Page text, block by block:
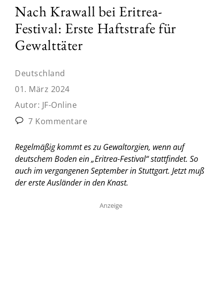
Nach Krawall bei Eritrea-
Festival: Erste Haftstrafe für
Gewalttäter
Deutschland
01. März 2024
Autor: JF-Online
7 Kommentare
Regelmäßig kommt es zu Gewaltorgien, wenn auf
deutschem Boden ein „Eritrea-Festival“ stattfindet. So
auch im vergangenen September in Stuttgart. Jetzt muß
der erste Ausländer in den Knast.
Anzeige